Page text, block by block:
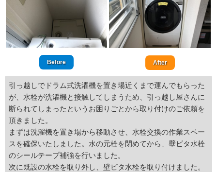
Before After
引っ越しでドラム式洗濯機を置き場近くまで運んでもらった
が、水栓が洗濯機と接触してしまうため、引っ越し屋さんに
断られてしまったというお困りごとから取り付けのご依頼を
頂きました。
まずは洗濯機を置き場から移動させ、水栓交換の作業スペー
スを確保いたしました。水の元栓を閉めてから、壁ピタ水栓
のシールテープ補強を行いました。
次に既設の水栓を取り外し、壁ピタ水栓を取り付けました。